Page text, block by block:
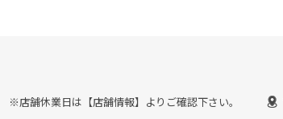
店舗休業日は【店舗情報】よりご確認下さい。